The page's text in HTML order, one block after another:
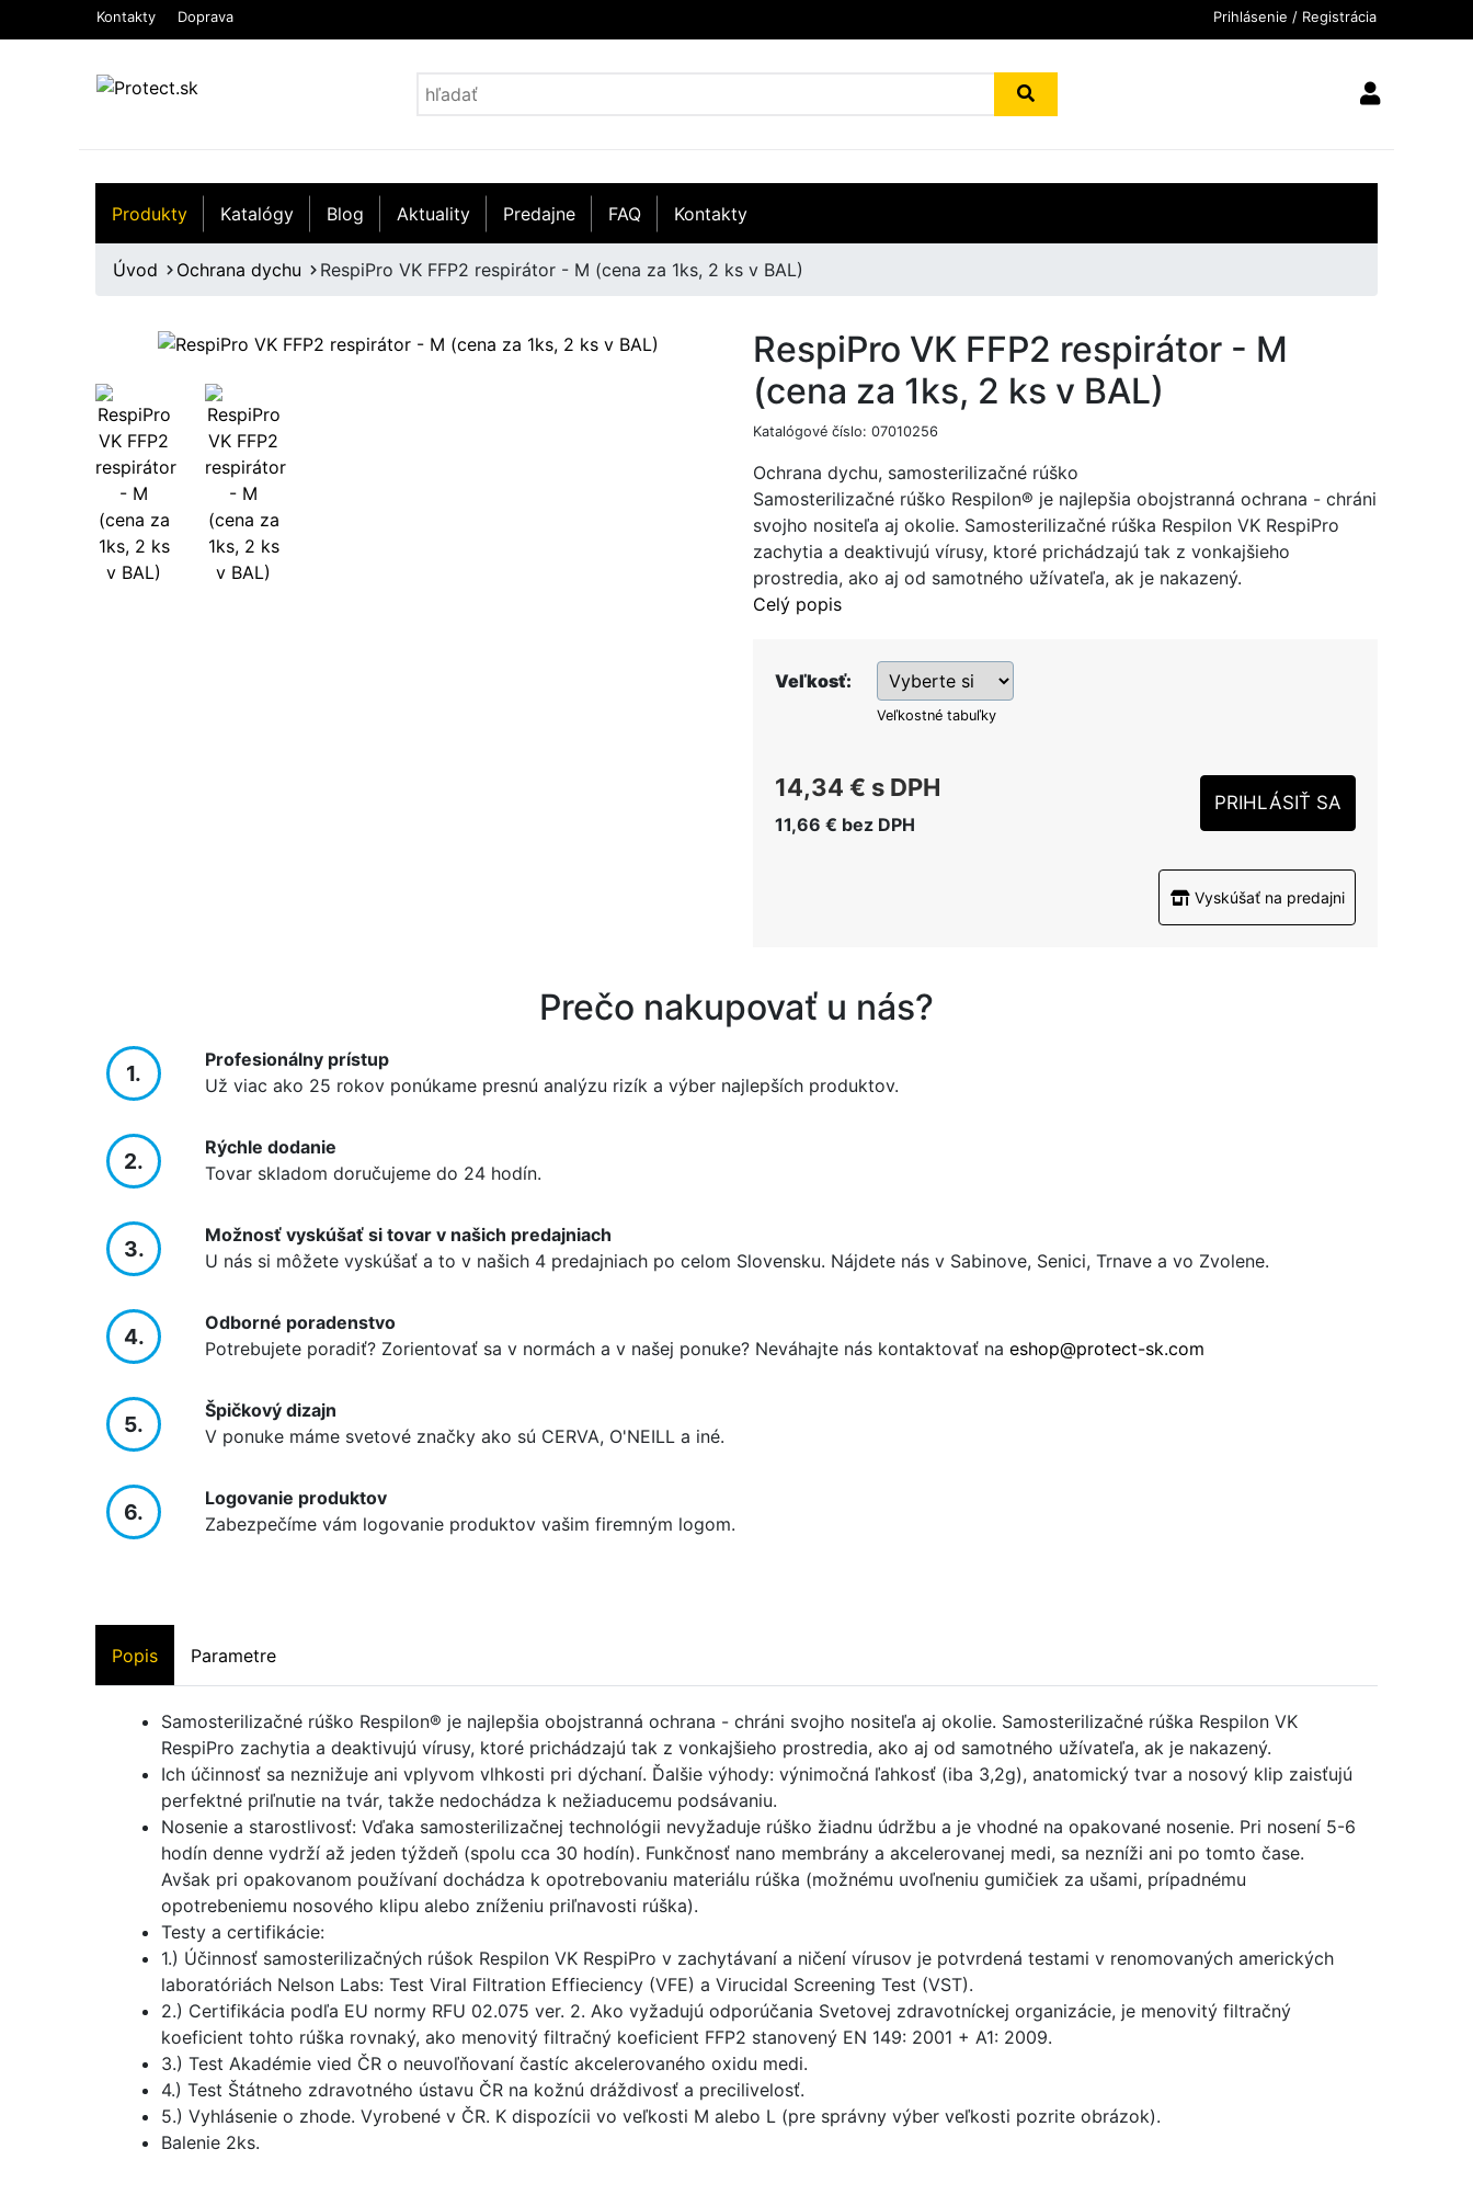
Kontakty Doprava Prihlásenie / Registrácia
Produkty Katalógy Blog Aktuality Predajne FAQ Kontakty
Úvod Ochrana dychu RespiPro VK FFP2 respirátor - M (cena za 1ks, 2 ks v BAL)
RespiPro VK FFP2 respirátor - M
(cena za 1ks, 2 ks v BAL)
Katalógové číslo: 07010256
Ochrana dychu, samosterilizačné rúško
Samosterilizačné rúško Respilon® je najlepšia obojstranná ochrana - chráni
svojho nositeľa aj okolie. Samosterilizačné rúška Respilon VK RespiPro
zachytia a deaktivujú vírusy, ktoré prichádzajú tak z vonkajšieho
prostredia, ako aj od samotného užívateľa, ak je nakazený.
Celý popis
Veľkosť:
Veľkostné tabuľky
14,34 € s DPH
11,66 € bez DPH
PRIHLÁSIŤ SA
Vyskúšať na predajni
Prečo nakupovať u nás?
1.
Profesionálny prístup
Už viac ako 25 rokov ponúkame presnú analýzu rizík a výber najlepších produktov.
2.
Rýchle dodanie
Tovar skladom doručujeme do 24 hodín.
3.
Možnosť vyskúšať si tovar v našich predajniach
U nás si môžete vyskúšať a to v našich 4 predajniach po celom Slovensku. Nájdete nás v Sabinove, Senici, Trnave a vo Zvolene.
4.
Odborné poradenstvo
Potrebujete poradiť? Zorientovať sa v normách a v našej ponuke? Neváhajte nás kontaktovať na eshop@protect-sk.com
5.
Špičkový dizajn
V ponuke máme svetové značky ako sú CERVA, O'NEILL a iné.
6.
Logovanie produktov
Zabezpečíme vám logovanie produktov vašim firemným logom.
Popis Parametre
Samosterilizačné rúško Respilon® je najlepšia obojstranná ochrana - chráni svojho nositeľa aj okolie. Samosterilizačné rúška Respilon VK
RespiPro zachytia a deaktivujú vírusy, ktoré prichádzajú tak z vonkajšieho prostredia, ako aj od samotného užívateľa, ak je nakazený.
Ich účinnosť sa neznižuje ani vplyvom vlhkosti pri dýchaní. Ďalšie výhody: výnimočná ľahkosť (iba 3,2g), anatomický tvar a nosový klip zaisťujú
perfektné priľnutie na tvár, takže nedochádza k nežiaducemu podsávaniu.
Nosenie a starostlivosť: Vďaka samosterilizačnej technológii nevyžaduje rúško žiadnu údržbu a je vhodné na opakované nosenie. Pri nosení 5-6
hodín denne vydrží až jeden týždeň (spolu cca 30 hodín). Funkčnosť nano membrány a akcelerovanej medi, sa nezníži ani po tomto čase.
Avšak pri opakovanom používaní dochádza k opotrebovaniu materiálu rúška (možnému uvoľneniu gumičiek za ušami, prípadnému
opotrebeniemu nosového klipu alebo zníženiu priľnavosti rúška).
Testy a certifikácie:
1.) Účinnosť samosterilizačných rúšok Respilon VK RespiPro v zachytávaní a ničení vírusov je potvrdená testami v renomovaných amerických
laboratóriách Nelson Labs: Test Viral Filtration Effieciency (VFE) a Virucidal Screening Test (VST).
2.) Certifikácia podľa EU normy RFU 02.075 ver. 2. Ako vyžadujú odporúčania Svetovej zdravotníckej organizácie, je menovitý filtračný
koeficient tohto rúška rovnaký, ako menovitý filtračný koeficient FFP2 stanovený EN 149: 2001 + A1: 2009.
3.) Test Akadémie vied ČR o neuvoľňovaní častíc akcelerovaného oxidu medi.
4.) Test Štátneho zdravotného ústavu ČR na kožnú dráždivosť a precilivelosť.
5.) Vyhlásenie o zhode. Vyrobené v ČR. K dispozícii vo veľkosti M alebo L (pre správny výber veľkosti pozrite obrázok).
Balenie 2ks.